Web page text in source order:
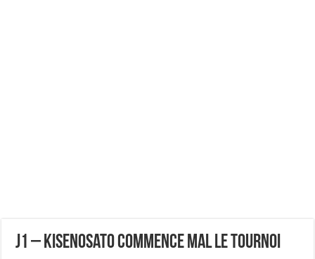
J1 – Kisenosato commence mal le tournoi